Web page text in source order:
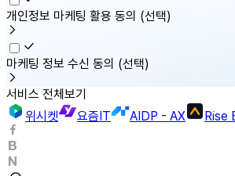
개인정보 마케팅 활용 동의 (선택)
마케팅 정보 수신 동의 (선택)
서비스 전체보기
위시켓
요즘IT AIDP - AX Rise